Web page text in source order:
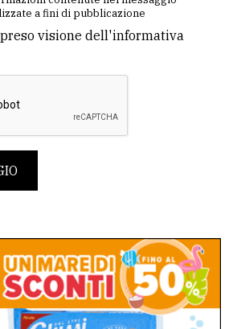
a fini di pubblicazione
visione dell'informativa